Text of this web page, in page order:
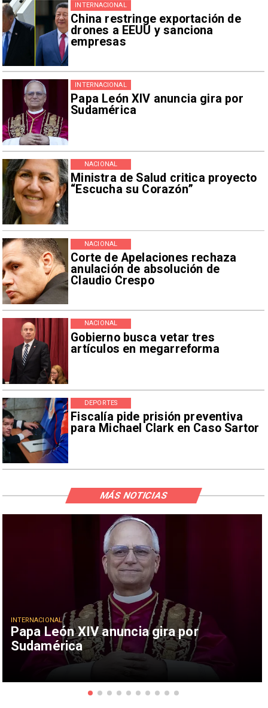
China restringe exportación de
drones a EEUU y sanciona
empresas
INTERNACIONAL
Papa León XIV anuncia gira por
Sudamérica
INTERNACIONAL
Ministra de Salud critica proyecto
“Escucha su Corazón”
NACIONAL
Corte de Apelaciones rechaza
anulación de absolución de
Claudio Crespo
NACIONAL
Gobierno busca vetar tres
artículos en megarreforma
NACIONAL
Fiscalía pide prisión preventiva
para Michael Clark en Caso Sartor
DEPORTES
Papa León XIV anuncia gira por
Sudamérica
INTERNACIONAL
MÁS NOTICIAS